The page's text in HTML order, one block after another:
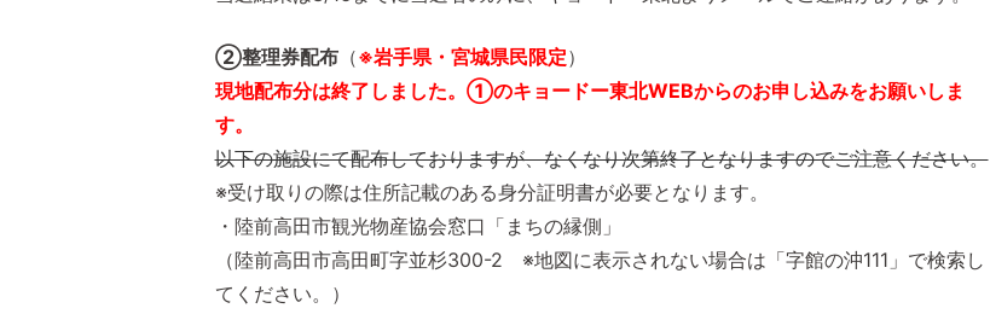
②整理券配布（※岩手県・宮城県民限定）
現地配布分は終了しました。①のキョードー東北WEBからのお申し込みをお願いしま
す。
以下の施設にて配布しておりますが、なくなり次第終了となりますのでご注意ください。
※受け取りの際は住所記載のある身分証明書が必要となります。
・陸前高田市観光物産協会窓口「まちの縁側」
（陸前高田市高田町字並杉300-2 ※地図に表示されない場合は「字館の沖111」で検索し
てください。）